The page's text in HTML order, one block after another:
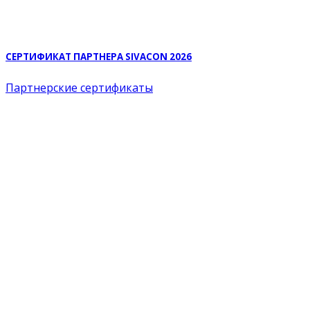
СЕРТИФИКАТ ПАРТНЕРА SIVACON 2026
Партнерские сертификаты